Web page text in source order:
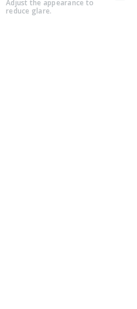
Adjust the appearance to
reduce glare.